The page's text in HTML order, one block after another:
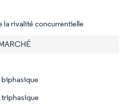
la rivalité concurrentielle
biphasique
triphasique